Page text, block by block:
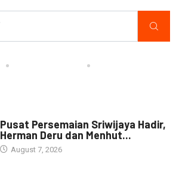
Pusat Persemaian Sriwijaya Hadir,
Herman Deru dan Menhut...
August 7, 2026